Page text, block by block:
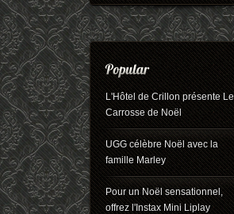
L'Hôtel de Crillon présente Le
Carrosse de Noël
UGG célèbre Noël avec la
famille Marley
Pour un Noël sensationnel,
offrez l'Instax Mini Liplay